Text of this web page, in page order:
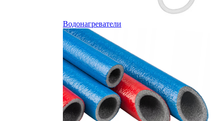
Водонагреватели